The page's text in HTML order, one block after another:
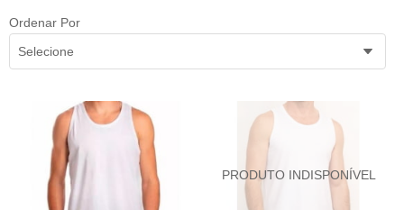
Ordenar Por
Selecione